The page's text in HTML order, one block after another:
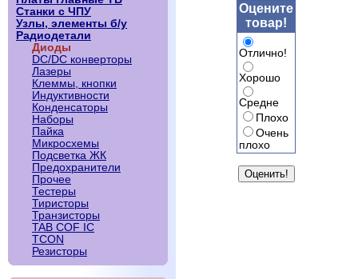
Станки с ЧПУ
Узлы, элементы б/у
Радиодетали
Диоды
DC/DC конверторы
Лазеры
Клеммы, кнопки
Индуктивности
Конденсаторы
Наборы
Пайка
Микросхемы
Подсветка ЖК
Предохранители
Прочее
Тестеры
Тиристоры
Транзисторы
TAB COF IC
TCON
Резисторы
Оцените
товар!
Отлично!
Хорошо
Средне
Плохо
Очень
плохо